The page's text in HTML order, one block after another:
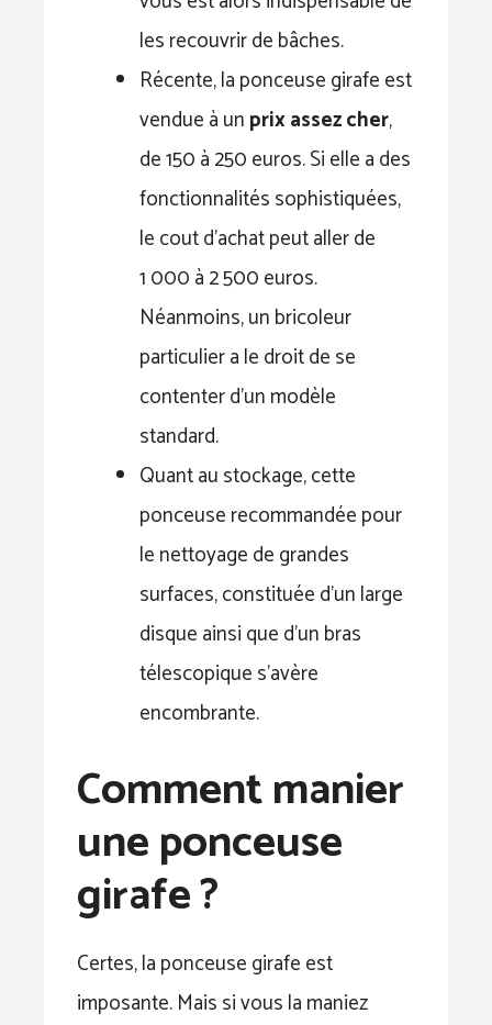
les recouvrir de bâches.
Récente, la ponceuse girafe est
vendue à unprix assez cher,
de 150 à 250 euros. Si elle a des
fonctionnalités sophistiquées,
le cout d’achat peut aller de
1 000 à 2 500 euros.
Néanmoins, un bricoleur
particulier a le droit de se
contenter d’un modèle
standard.
Quant au stockage, cette
ponceuse recommandée pour
le nettoyage de grandes
surfaces, constituée d’un large
disque ainsi que d’un bras
télescopique s’avère
encombrante.
Comment manier
une ponceuse
girafe ?
Certes, la ponceuse girafe est
imposante. Mais si vous la maniez